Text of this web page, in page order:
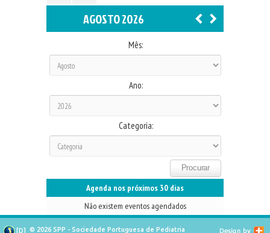
AGOSTO 2026
Mês:
Ano:
Categoria:
Agenda nos próximos 30 dias
Não existem eventos agendados
[D] © 2026 SPP - Sociedade Portuguesa de Pediatria